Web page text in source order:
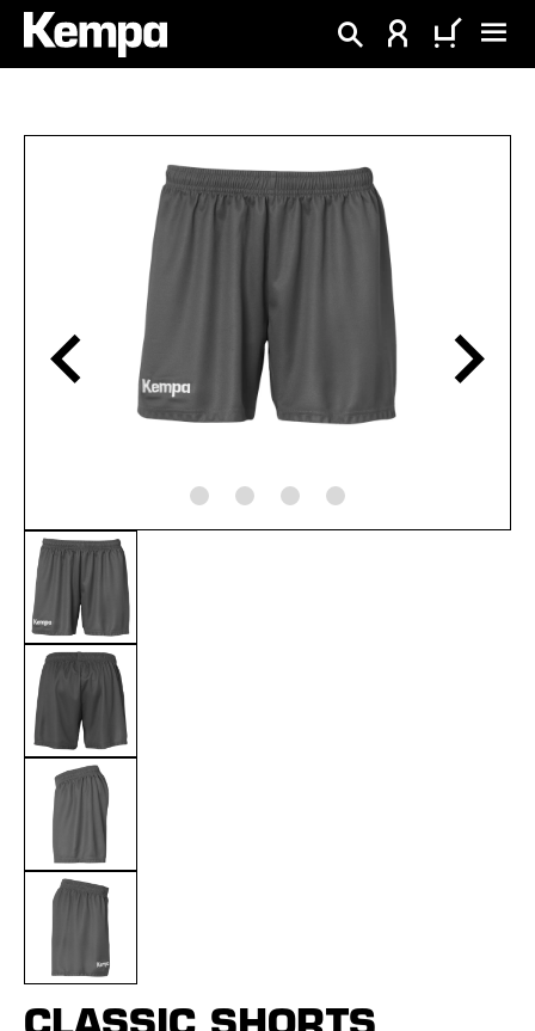
springen